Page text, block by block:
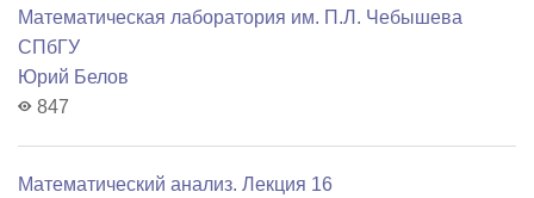
Математичеcкая лаборатория им. П.Л. Чебышева
СПбГУ
Юрий Белов
847
Математический анализ. Лекция 16